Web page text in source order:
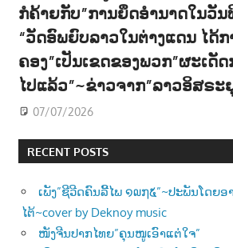
ກໍຄ້າຍກັບ”ການຍຶດອຳນາດໃນວັ
“ວັດອົພຍົບລາວໃນຕ່າງແດນ ໄດ້ກ
ຄອງ”ເປັນເຂດຂອງພວກ”ຜະເດັ
ໄປແລ້ວ”~ຂ່າວຈາກ”ລາວອິສຣ
07/07/2026
RECENT POSTS
ເພັງ”ຊີວີດຄົນລີ້ໄພ ໑໙໗໕”~ປະພັນໂດຍອ
ໄຕ້~cover by Deknoy music
ໜັງຈີນປາກໄທຍ”ຄຸນໜູເອົາແຕ່ໃຈ”